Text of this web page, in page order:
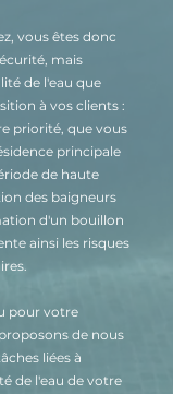
vous êtes donc
mais
de l'eau que
à vos clients :
priorité, que vous
principale
de haute
des baigneurs
d'un bouillon
ainsi les risques
pour votre
de nous
liées à
de l'eau de votre